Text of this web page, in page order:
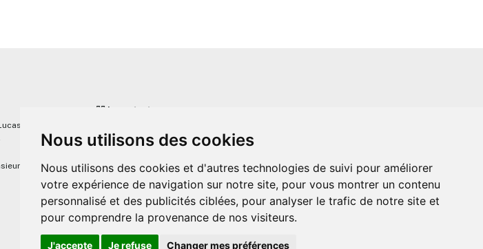
Nous utilisons des cookies
Nous utilisons des cookies et d'autres technologies de suivi pour améliorer
votre expérience de navigation sur notre site, pour vous montrer un contenu
personnalisé et des publicités ciblées, pour analyser le trafic de notre site et
pour comprendre la provenance de nos visiteurs.
J'accepte Je refuse Changer mes préférences
LTD
☝🏼 Important
lié de quelque manière que ce soit avec The Walt Disney
associés. Toute demande adressée aux studios Disney ou
Pixar sera ignorée. Merci de votre compréhension.